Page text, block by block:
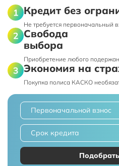
Кредит без
Не требуется первоначальный
Свобода
выбора
Приобретение любого
Экономия на
Покупка полиса КАСКО
Первоначальной взнос
Срок кредита